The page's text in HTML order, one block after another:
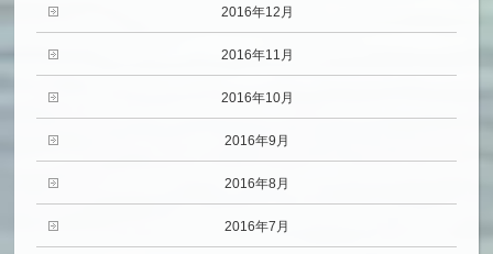
2016年12月
2016年11月
2016年10月
2016年9月
2016年8月
2016年7月